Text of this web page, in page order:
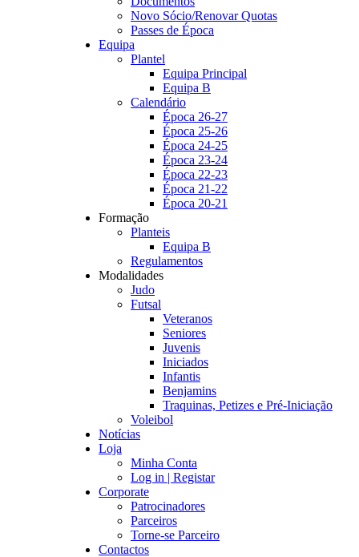
Novo Sócio/Renovar Quotas
Passes de Época
Equipa
Plantel
Equipa Principal
Equipa B
Calendário
Época 26-27
Época 25-26
Época 24-25
Época 23-24
Época 22-23
Época 21-22
Época 20-21
Formação
Planteis
Equipa B
Regulamentos
Modalidades
Judo
Futsal
Veteranos
Seniores
Juvenis
Iniciados
Infantis
Benjamins
Traquinas, Petizes e Pré-Iniciação
Voleibol
Notícias
Loja
Minha Conta
Log in | Registar
Corporate
Patrocinadores
Parceiros
Torne-se Parceiro
Contactos